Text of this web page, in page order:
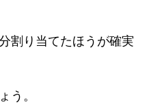
割り当てたほうが確実
う。